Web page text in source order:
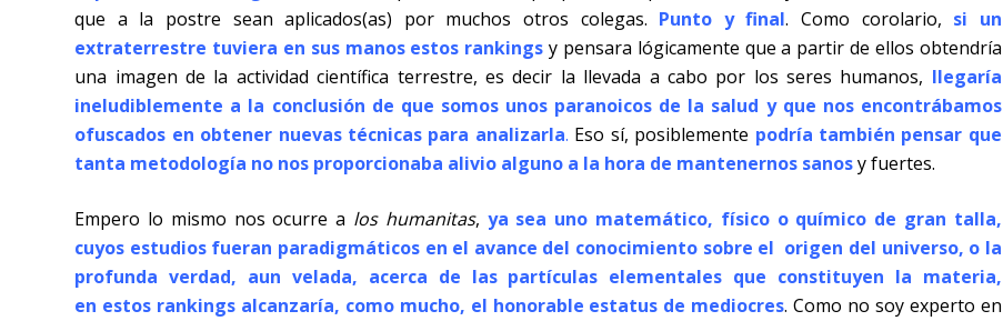
que a la postre sean aplicados(as) por muchos otros colegas. Punto y final. Como corolario, si un
extraterrestre tuviera en sus manos estos rankings y pensara lógicamente que a partir de ellos obtendría
una imagen de la actividad científica terrestre, es decir la llevada a cabo por los seres humanos, llegaría
ineludiblemente a la conclusión de que somos unos paranoicos de la salud y que nos encontrábamos
ofuscados en obtener nuevas técnicas para analizarla. Eso sí, posiblemente podría también pensar que
tanta metodología no nos proporcionaba alivio alguno a la hora de mantenernos sanosy fuertes.
Empero lo mismo nos ocurre a los humanitas, ya sea uno matemático, físico o químico de gran talla,
cuyos estudios fueran paradigmáticos en el avance del conocimiento sobre el origen del universo, o la
profunda verdad, aun velada, acerca de las partículas elementales que constituyen la materia,
en estos rankings alcanzaría, como mucho, el honorable estatus de mediocres. Como no soy experto en